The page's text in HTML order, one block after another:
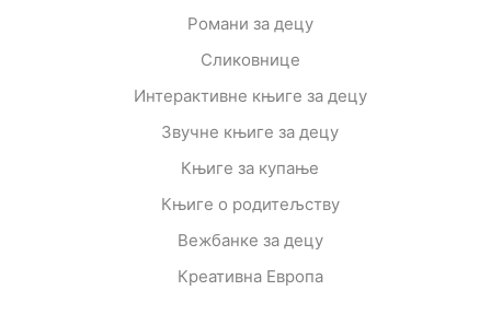
Романи за децу
Сликовнице
Интерактивне књиге за децу
Звучне књиге за децу
Књиге за купање
Књиге о родитељству
Вежбанке за децу
Креативна Европа